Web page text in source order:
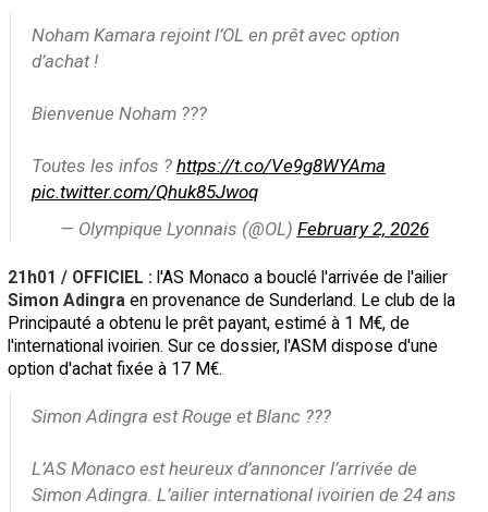
Noham Kamara rejoint l’OL en prêt avec option
d’achat !
Bienvenue Noham ???
Toutes les infos ? https://t.co/Ve9g8WYAma
pic.twitter.com/Qhuk85Jwoq
— Olympique Lyonnais (@OL) February 2, 2026
21h01 / OFFICIEL : l'AS Monaco a bouclé l'arrivée de l'ailier
Simon Adingra en provenance de Sunderland. Le club de la
Principauté a obtenu le prêt payant, estimé à 1 M€, de
l'international ivoirien. Sur ce dossier, l'ASM dispose d'une
option d'achat fixée à 17 M€.
Simon Adingra est Rouge et Blanc ???
L’AS Monaco est heureux d’annoncer l’arrivée de
Simon Adingra. L’ailier international ivoirien de 24 ans